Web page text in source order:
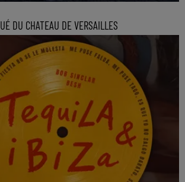
DU CHATEAU DE VERSAILLES